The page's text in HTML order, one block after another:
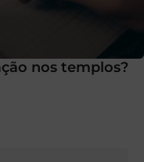
nos templos?